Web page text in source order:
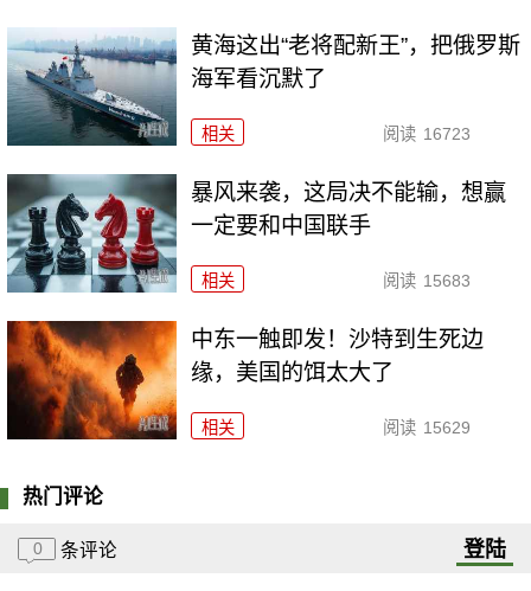
黄海这出“老将配新王”，把俄罗斯
海军看沉默了
相关 阅读 16723
暴风来袭，这局决不能输，想赢
一定要和中国联手
相关 阅读 15683
中东一触即发！沙特到生死边
缘，美国的饵太大了
相关 阅读 15629
热门评论
0 条评论 登陆